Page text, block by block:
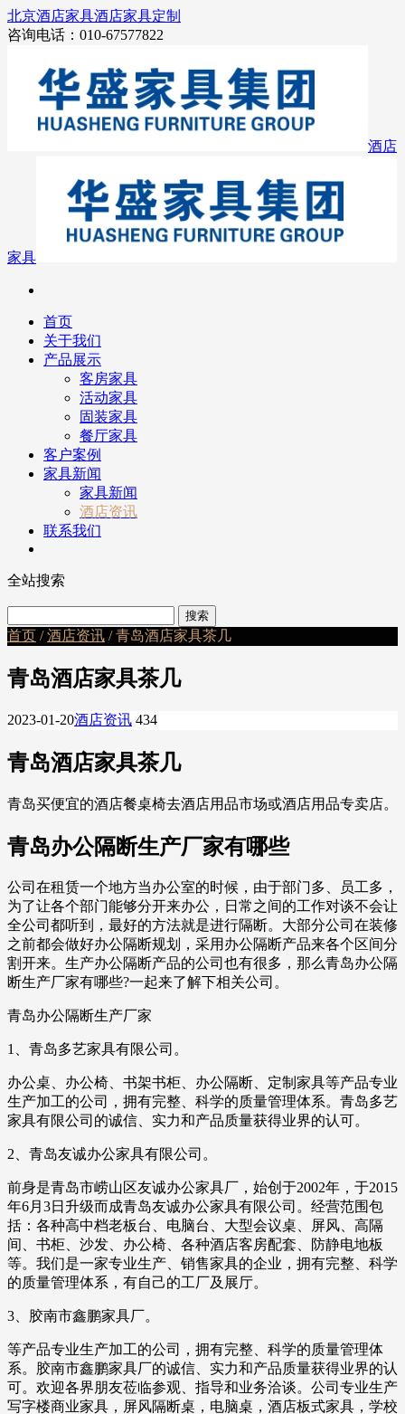
北京酒店家具酒店家具定制
咨询电话：010-67577822
酒店
家具
首页
关于我们
产品展示
客房家具
活动家具
固装家具
餐厅家具
客户案例
家具新闻
家具新闻
酒店资讯
联系我们
全站搜索
首页 /酒店资讯 / 青岛酒店家具茶几
青岛酒店家具茶几
2023-01-20酒店资讯 434
青岛酒店家具茶几
青岛买便宜的酒店餐桌椅去酒店用品市场或酒店用品专卖店。
青岛办公隔断生产厂家有哪些
公司在租赁一个地方当办公室的时候，由于部门多、员工多，
为了让各个部门能够分开来办公，日常之间的工作对谈不会让
全公司都听到，最好的方法就是进行隔断。大部分公司在装修
之前都会做好办公隔断规划，采用办公隔断产品来各个区间分
割开来。生产办公隔断产品的公司也有很多，那么青岛办公隔
断生产厂家有哪些?一起来了解下相关公司。
青岛办公隔断生产厂家
1、青岛多艺家具有限公司。
办公桌、办公椅、书架书柜、办公隔断、定制家具等产品专业
生产加工的公司，拥有完整、科学的质量管理体系。青岛多艺
家具有限公司的诚信、实力和产品质量获得业界的认可。
2、青岛友诚办公家具有限公司。
前身是青岛市崂山区友诚办公家具厂，始创于2002年，于2015
年6月3日升级而成青岛友诚办公家具有限公司。经营范围包
括：各种高中档老板台、电脑台、大型会议桌、屏风、高隔
间、书柜、沙发、办公椅、各种酒店客房配套、防静电地板
等。我们是一家专业生产、销售家具的企业，拥有完整、科学
的质量管理体系，有自己的工厂及展厅。
3、胶南市鑫鹏家具厂。
等产品专业生产加工的公司，拥有完整、科学的质量管理体
系。胶南市鑫鹏家具厂的诚信、实力和产品质量获得业界的认
可。欢迎各界朋友莅临参观、指导和业务洽谈。公司专业生产
写字楼商业家具，屏风隔断桌，电脑桌，酒店板式家具，学校